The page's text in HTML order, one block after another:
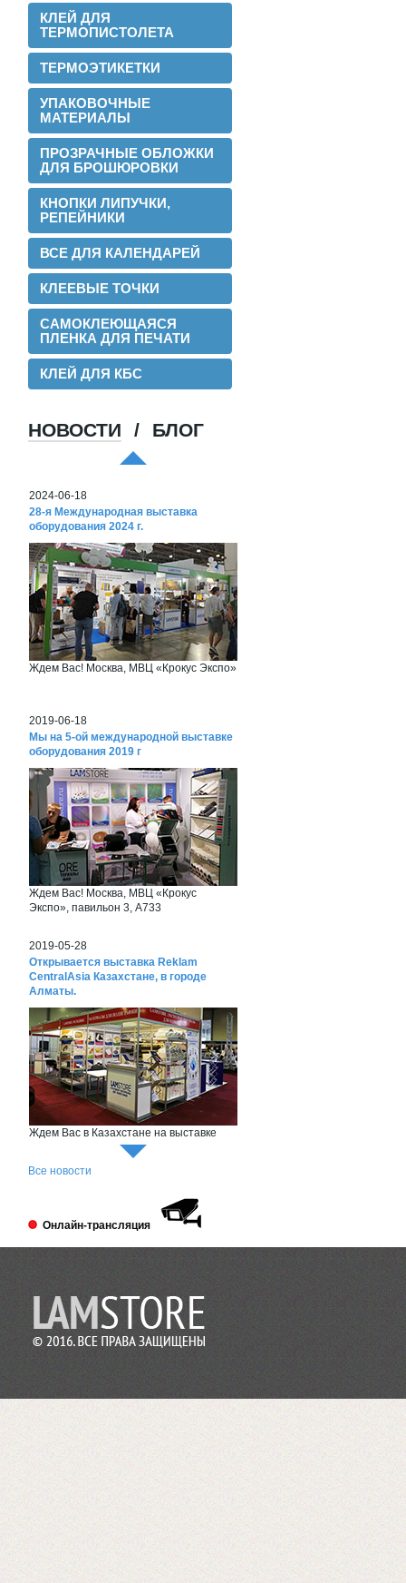
КЛЕЙ ДЛЯ
ТЕРМОПИСТОЛЕТА
ТЕРМОЭТИКЕТКИ
УПАКОВОЧНЫЕ
МАТЕРИАЛЫ
ПРОЗРАЧНЫЕ ОБЛОЖКИ
ДЛЯ БРОШЮРОВКИ
КНОПКИ ЛИПУЧКИ,
РЕПЕЙНИКИ
ВСЕ ДЛЯ КАЛЕНДАРЕЙ
КЛЕЕВЫЕ ТОЧКИ
САМОКЛЕЮЩАЯСЯ
ПЛЕНКА ДЛЯ ПЕЧАТИ
КЛЕЙ ДЛЯ КБС
НОВОСТИ / БЛОГ
пленки для малых типографий.
2015-06-11
Запущена собственная
профессиональная бобинорезка
Теперь режем в любой формат до 1.88
метра.
2015-05-05
Поступила на склад новая партия
пленки в jumbo рулонах
Хорошая пленка для ламинации, для
хороших клиентов!
2024-06-18
28-я Международная выставка
оборудования 2024 г.
Ждем Вас! Москва, МВЦ «Крокус Экспо»
2019-06-18
Мы на 5-ой международной выставке
оборудования 2019 г
Ждем Вас! Москва, МВЦ «Крокус
Экспо», павильон 3, А733
2019-05-28
Открывается выставка Reklam
CentralAsia Казахстане, в городе
Алматы.
Ждем Вас в Казахстане на выставке
Reklam CentralAsia
2018-06-26
Ждем Вас в павильоне №3 Зал №14
2018-01-24
Все новости
Онлайн-трансляция